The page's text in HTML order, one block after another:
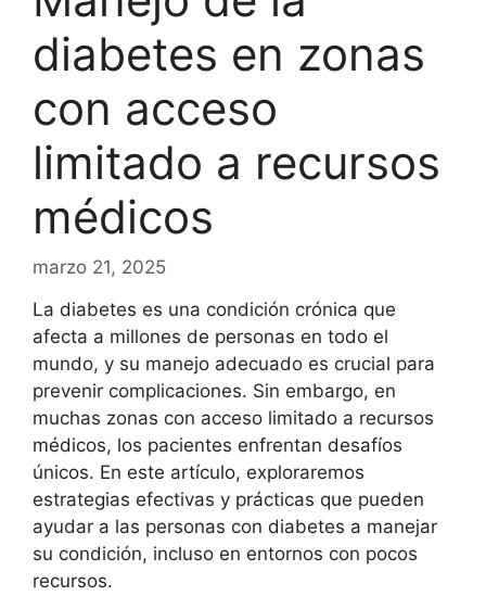
diabetes en zonas
con acceso
limitado a recursos
médicos
marzo 21, 2025
La diabetes es una condición crónica que
afecta a millones de personas en todo el
mundo, y su manejo adecuado es crucial para
prevenir complicaciones. Sin embargo, en
muchas zonas con acceso limitado a recursos
médicos, los pacientes enfrentan desafíos
únicos. En este artículo, exploraremos
estrategias efectivas y prácticas que pueden
ayudar a las personas con diabetes a manejar
su condición, incluso en entornos con pocos
recursos.